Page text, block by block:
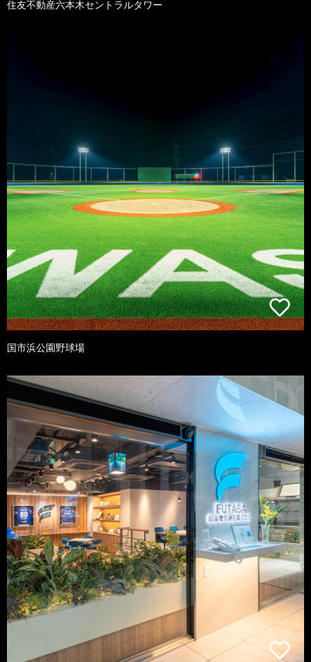
住友不動産六本木セントラルタワー
国市浜公園野球場